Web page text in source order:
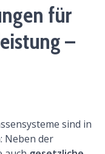
für
–
sind in
Neben der